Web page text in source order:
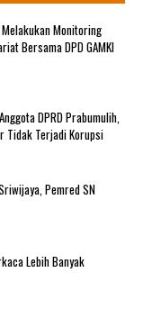
Monitoring
Bersama DPD GAMKI
DPRD Prabumulih,
Tidak Terjadi Korupsi
Pemred SN
Lebih Banyak